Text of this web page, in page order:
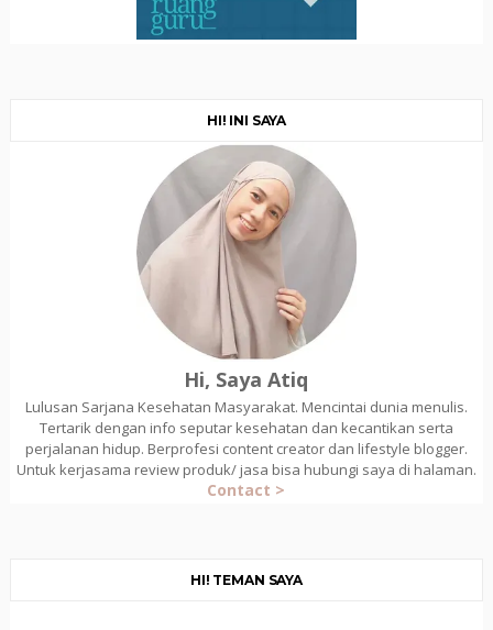
HI! INI SAYA
Hi, Saya Atiq
Lulusan Sarjana Kesehatan Masyarakat. Mencintai dunia menulis.
Tertarik dengan info seputar kesehatan dan kecantikan serta
perjalanan hidup. Berprofesi content creator dan lifestyle blogger.
Untuk kerjasama review produk/ jasa bisa hubungi saya di halaman.
Contact >
HI! TEMAN SAYA